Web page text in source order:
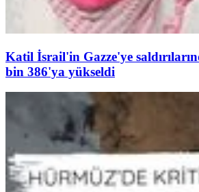
Katil İsrail'in Gazze'ye
bin 386'ya yükseldi